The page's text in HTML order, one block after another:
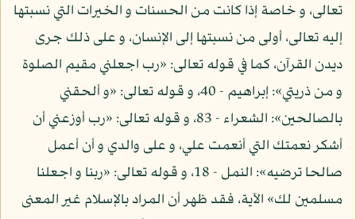
تعالى، و خاصة إذا كانت من الحسنات و الخيرات التي نسبتها
إليه تعالى، أولى من نسبتها إلى الإنسان، و على ذلك جرى
ديدن القرآن، كما في قوله تعالى: «رب اجعلني مقيم الصلوة
و من ذريتي»: إبراهيم - 40، و قوله تعالى: «و ألحقني
بالصالحين»: الشعراء - 83، و قوله تعالى: «رب أوزعني أن
أشكر نعمتك التي أنعمت علي، و على والدي و أن أعمل
صالحا ترضيه»: النمل - 18، و قوله تعالى: «ربنا و اجعلنا
مسلمين لك» الآية، فقد ظهر أن المراد بالإسلام غير المعنى